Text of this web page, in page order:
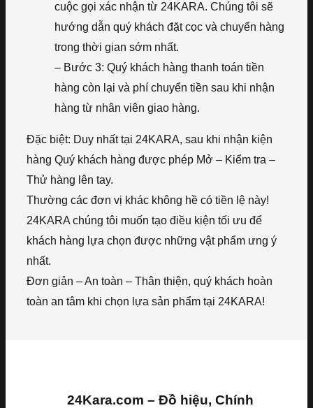
cuộc gọi xác nhận từ 24KARA. Chúng tôi sẽ
hướng dẫn quý khách đặt cọc và chuyển hàng
trong thời gian sớm nhất.
– Bước 3: Quý khách hàng thanh toán tiền
hàng còn lại và phí chuyển tiền sau khi nhận
hàng từ nhân viên giao hàng.
Đặc biệt: Duy nhất tại 24KARA, sau khi nhận kiện
hàng Quý khách hàng được phép Mở – Kiểm tra –
Thử hàng lên tay.
Thường các đơn vị khác không hề có tiền lệ này!
24KARA chúng tôi muốn tạo điều kiện tối ưu để
khách hàng lựa chọn được những vật phẩm ưng ý
nhất.
Đơn giản – An toàn – Thân thiện, quý khách hoàn
toàn an tâm khi chọn lựa sản phẩm tại 24KARA!
24Kara.com – Đồ hiệu, Chính